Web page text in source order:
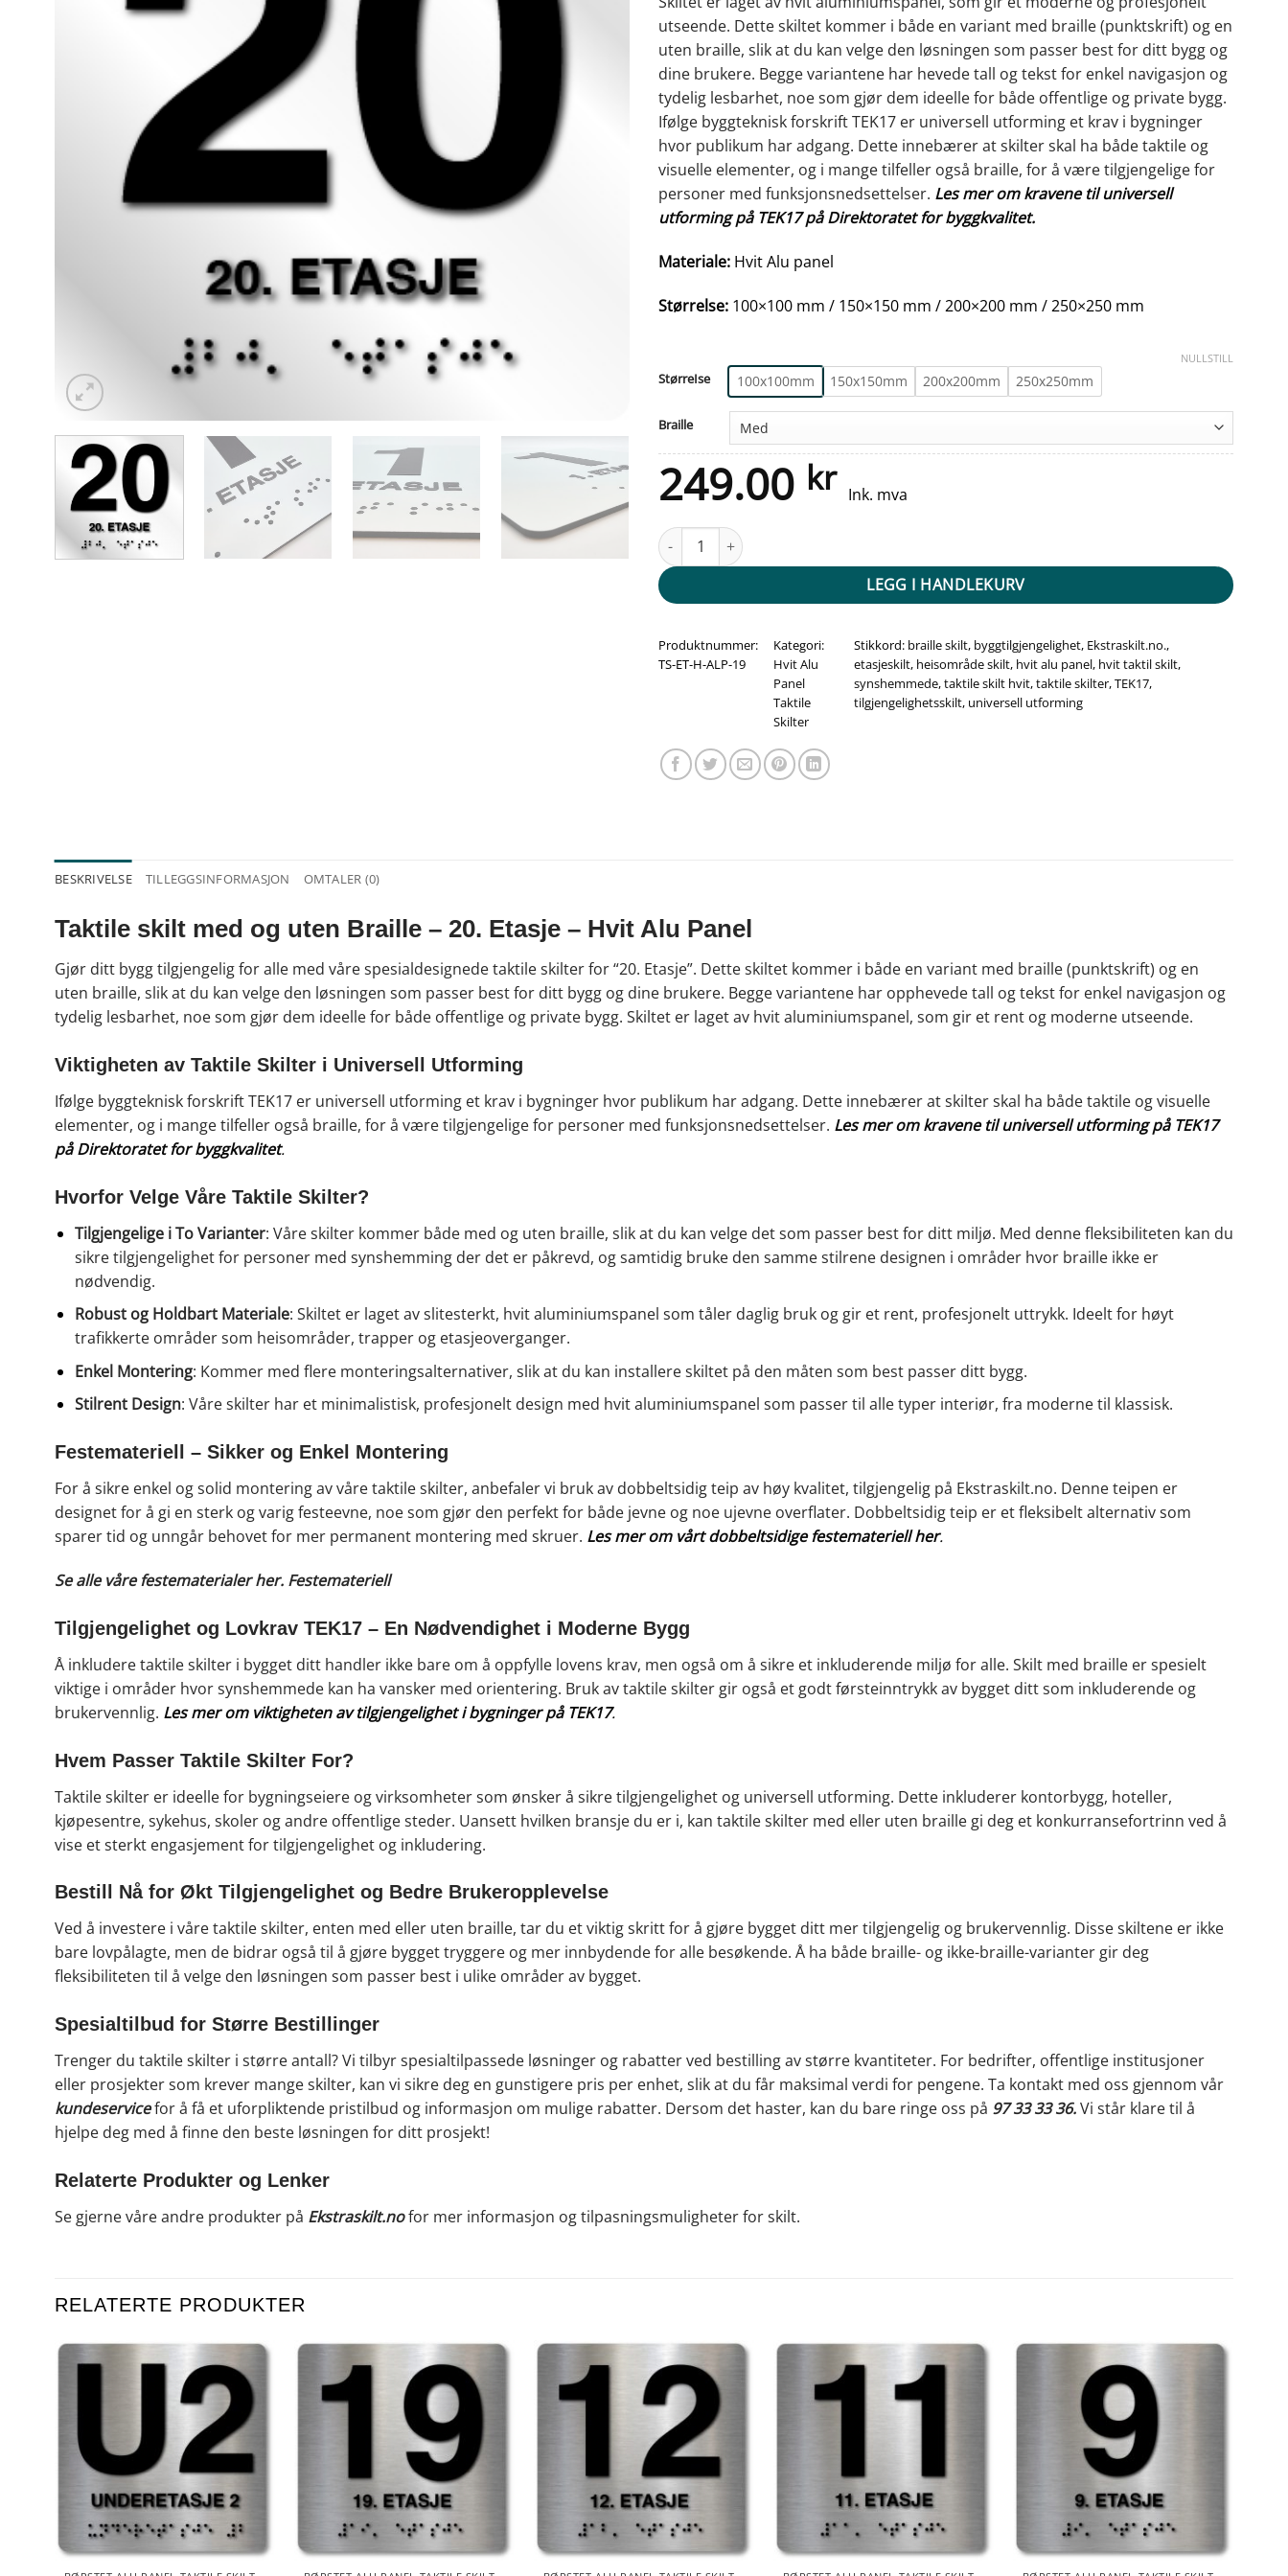
utseende. Dette skiltet kommer i både en variant med braille (punktskrift) og en
uten braille, slik at du kan velge den løsningen som passer best for ditt bygg og
dine brukere. Begge variantene har hevede tall og tekst for enkel navigasjon og
tydelig lesbarhet, noe som gjør dem ideelle for både offentlige og private bygg.
Ifølge byggteknisk forskrift TEK17 er universell utforming et krav i bygninger
hvor publikum har adgang. Dette innebærer at skilter skal ha både taktile og
visuelle elementer, og i mange tilfeller også braille, for å være tilgjengelige for
personer med funksjonsnedsettelser. Les mer om kravene til universell
utforming på TEK17 på Direktoratet for byggkvalitet.
Materiale: Hvit Alu panel
Størrelse: 100×100 mm / 150×150 mm / 200×200 mm / 250×250 mm
StørreIse 100x100mm 150x150mm 200x200mm 250x250mm
Braille
NULLSTILL
249.00 kr Ink. mva
Taktile skilt med/uten Braille - 20. Etg - Hvit Alu Panel antall
LEGG I HANDLEKURV
Produktnummer:
TS-ET-H-ALP-19
Kategori:
Hvit Alu
Panel
Taktile
Skilter
Stikkord: braille skilt, byggtilgjengelighet, Ekstraskilt.no.,
etasjeskilt, heisområde skilt, hvit alu panel, hvit taktil skilt,
synshemmede,taktile skilt hvit,taktile skilter,TEK17,
tilgjengelighetsskilt, universell utforming
BESKRIVELSE TILLEGGSINFORMASJON OMTALER (0)
Taktile skilt med og uten Braille – 20. Etasje – Hvit Alu Panel
Gjør ditt bygg tilgjengelig for alle med våre spesialdesignede taktile skilter for “20. Etasje”. Dette skiltet kommer i både en variant med braille (punktskrift) og en
uten braille, slik at du kan velge den løsningen som passer best for ditt bygg og dine brukere. Begge variantene har opphevede tall og tekst for enkel navigasjon og
tydelig lesbarhet, noe som gjør dem ideelle for både offentlige og private bygg. Skiltet er laget av hvit aluminiumspanel, som gir et rent og moderne utseende.
Viktigheten av Taktile Skilter i Universell Utforming
Ifølge byggteknisk forskrift TEK17 er universell utforming et krav i bygninger hvor publikum har adgang. Dette innebærer at skilter skal ha både taktile og visuelle
elementer, og i mange tilfeller også braille, for å være tilgjengelige for personer med funksjonsnedsettelser. Les mer om kravene til universell utforming på TEK17
på Direktoratet for byggkvalitet.
Hvorfor Velge Våre Taktile Skilter?
Tilgjengelige i To Varianter: Våre skilter kommer både med og uten braille, slik at du kan velge det som passer best for ditt miljø. Med denne fleksibiliteten kan du
sikre tilgjengelighet for personer med synshemming der det er påkrevd, og samtidig bruke den samme stilrene designen i områder hvor braille ikke er
nødvendig.
Robust og Holdbart Materiale: Skiltet er laget av slitesterkt, hvit aluminiumspanel som tåler daglig bruk og gir et rent, profesjonelt uttrykk. Ideelt for høyt
trafikkerte områder som heisområder, trapper og etasjeoverganger.
Enkel Montering: Kommer med flere monteringsalternativer, slik at du kan installere skiltet på den måten som best passer ditt bygg.
Stilrent Design: Våre skilter har et minimalistisk, profesjonelt design med hvit aluminiumspanel som passer til alle typer interiør, fra moderne til klassisk.
Festemateriell – Sikker og Enkel Montering
For å sikre enkel og solid montering av våre taktile skilter, anbefaler vi bruk av dobbeltsidig teip av høy kvalitet, tilgjengelig på Ekstraskilt.no. Denne teipen er
designet for å gi en sterk og varig festeevne, noe som gjør den perfekt for både jevne og noe ujevne overflater. Dobbeltsidig teip er et fleksibelt alternativ som
sparer tid og unngår behovet for mer permanent montering med skruer. Les mer om vårt dobbeltsidige festemateriell her.
Se alle våre festematerialer her. Festemateriell
Tilgjengelighet og Lovkrav TEK17 – En Nødvendighet i Moderne Bygg
Å inkludere taktile skilter i bygget ditt handler ikke bare om å oppfylle lovens krav, men også om å sikre et inkluderende miljø for alle. Skilt med braille er spesielt
viktige i områder hvor synshemmede kan ha vansker med orientering. Bruk av taktile skilter gir også et godt førsteinntrykk av bygget ditt som inkluderende og
brukervennlig. Les mer om viktigheten av tilgjengelighet i bygninger på TEK17.
Hvem Passer Taktile Skilter For?
Taktile skilter er ideelle for bygningseiere og virksomheter som ønsker å sikre tilgjengelighet og universell utforming. Dette inkluderer kontorbygg, hoteller,
kjøpesentre, sykehus, skoler og andre offentlige steder. Uansett hvilken bransje du er i, kan taktile skilter med eller uten braille gi deg et konkurransefortrinn ved å
vise et sterkt engasjement for tilgjengelighet og inkludering.
Bestill Nå for Økt Tilgjengelighet og Bedre Brukeropplevelse
Ved å investere i våre taktile skilter, enten med eller uten braille, tar du et viktig skritt for å gjøre bygget ditt mer tilgjengelig og brukervennlig. Disse skiltene er ikke
bare lovpålagte, men de bidrar også til å gjøre bygget tryggere og mer innbydende for alle besøkende. Å ha både braille- og ikke-braille-varianter gir deg
fleksibiliteten til å velge den løsningen som passer best i ulike områder av bygget.
Spesialtilbud for Større Bestillinger
Trenger du taktile skilter i større antall? Vi tilbyr spesialtilpassede løsninger og rabatter ved bestilling av større kvantiteter. For bedrifter, offentlige institusjoner
eller prosjekter som krever mange skilter, kan vi sikre deg en gunstigere pris per enhet, slik at du får maksimal verdi for pengene. Ta kontakt med oss gjennom vår
kundeservicefor å få et uforpliktende pristilbud og informasjon om mulige rabatter. Dersom det haster, kan du bare ringe oss på 97 33 33 36.Vi står klare til å
hjelpe deg med å finne den beste løsningen for ditt prosjekt!
Relaterte Produkter og Lenker
Se gjerne våre andre produkter på Ekstraskilt.nofor mer informasjon og tilpasningsmuligheter for skilt.
RELATERTE PRODUKTER